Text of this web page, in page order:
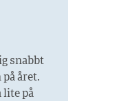
snabbt
året.
lite på